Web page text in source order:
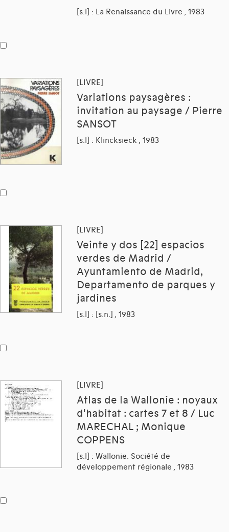
[s.l] : La Renaissance du Livre , 1983
[LIVRE]
Variations paysagères :
invitation au paysage / Pierre
SANSOT
[s.l] : Klincksieck , 1983
[LIVRE]
Veinte y dos [22] espacios
verdes de Madrid /
Ayuntamiento de Madrid,
Departamento de parques y
jardines
[s.l] : [s.n.] , 1983
[LIVRE]
Atlas de la Wallonie : noyaux
d'habitat : cartes 7 et 8 / Luc
MARECHAL ; Monique
COPPENS
[s.l] : Wallonie. Société de
développement régionale , 1983